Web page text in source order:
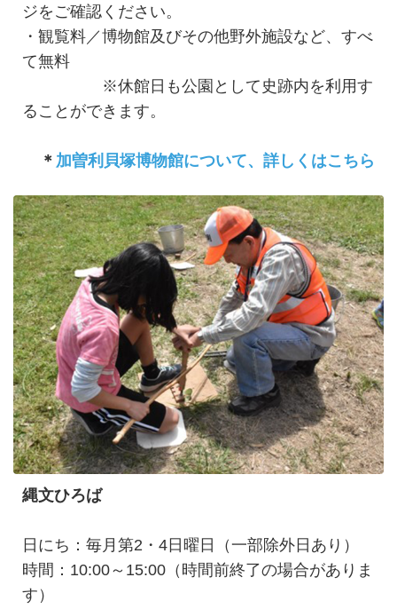
ジをご確認ください。
・観覧料／博物館及びその他野外施設など、すべ
て無料
※休館日も公園として史跡内を利用す
ることができます。
＊ 加曽利貝塚博物館について、詳しくはこちら
縄文ひろば
日にち：毎月第2・4日曜日（一部除外日あり）
時間：10:00～15:00（時間前終了の場合がありま
す）